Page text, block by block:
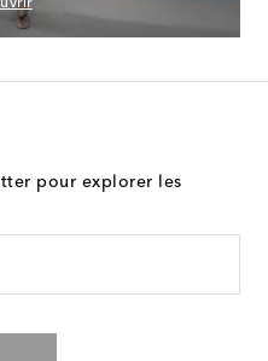
pour explorer les